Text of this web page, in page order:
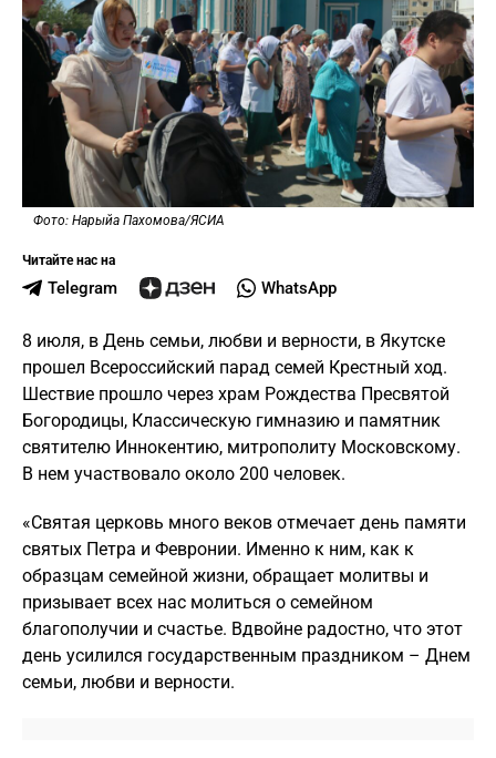
Фото: Нарыйа Пахомова/ЯСИА
Читайте нас на
Telegram WhatsApp
8 июля, в День семьи, любви и верности, в Якутске
прошел Всероссийский парад семей Крестный ход.
Шествие прошло через храм Рождества Пресвятой
Богородицы, Классическую гимназию и памятник
святителю Иннокентию, митрополиту Московскому.
В нем участвовало около 200 человек.
«Святая церковь много веков отмечает день памяти
святых Петра и Февронии. Именно к ним, как к
образцам семейной жизни, обращает молитвы и
призывает всех нас молиться о семейном
благополучии и счастье. Вдвойне радостно, что этот
день усилился государственным праздником – Днем
семьи, любви и верности.